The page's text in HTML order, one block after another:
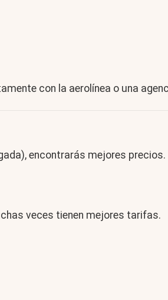
con la aerolínea o una
encontrarás mejores precios.
veces tienen mejores tarifas.